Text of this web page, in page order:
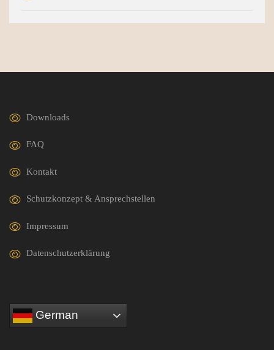
Downloads
FAQ
Kontakt
Schutzkonzept & Ansprechstellen
Impressum
Datenschutzerklärung
German